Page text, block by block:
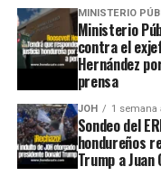
MINISTERIO
Ministerio
contra el
Hernández
prensa
JOH 1 semana
Sondeo del
hondureños
Trump a Juan